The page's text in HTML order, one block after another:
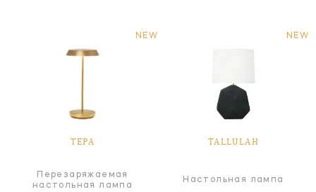
NEW
TEPA
Перезаряжаемая
настольная лампа
NEW
TALLULAH
Настольная лампа